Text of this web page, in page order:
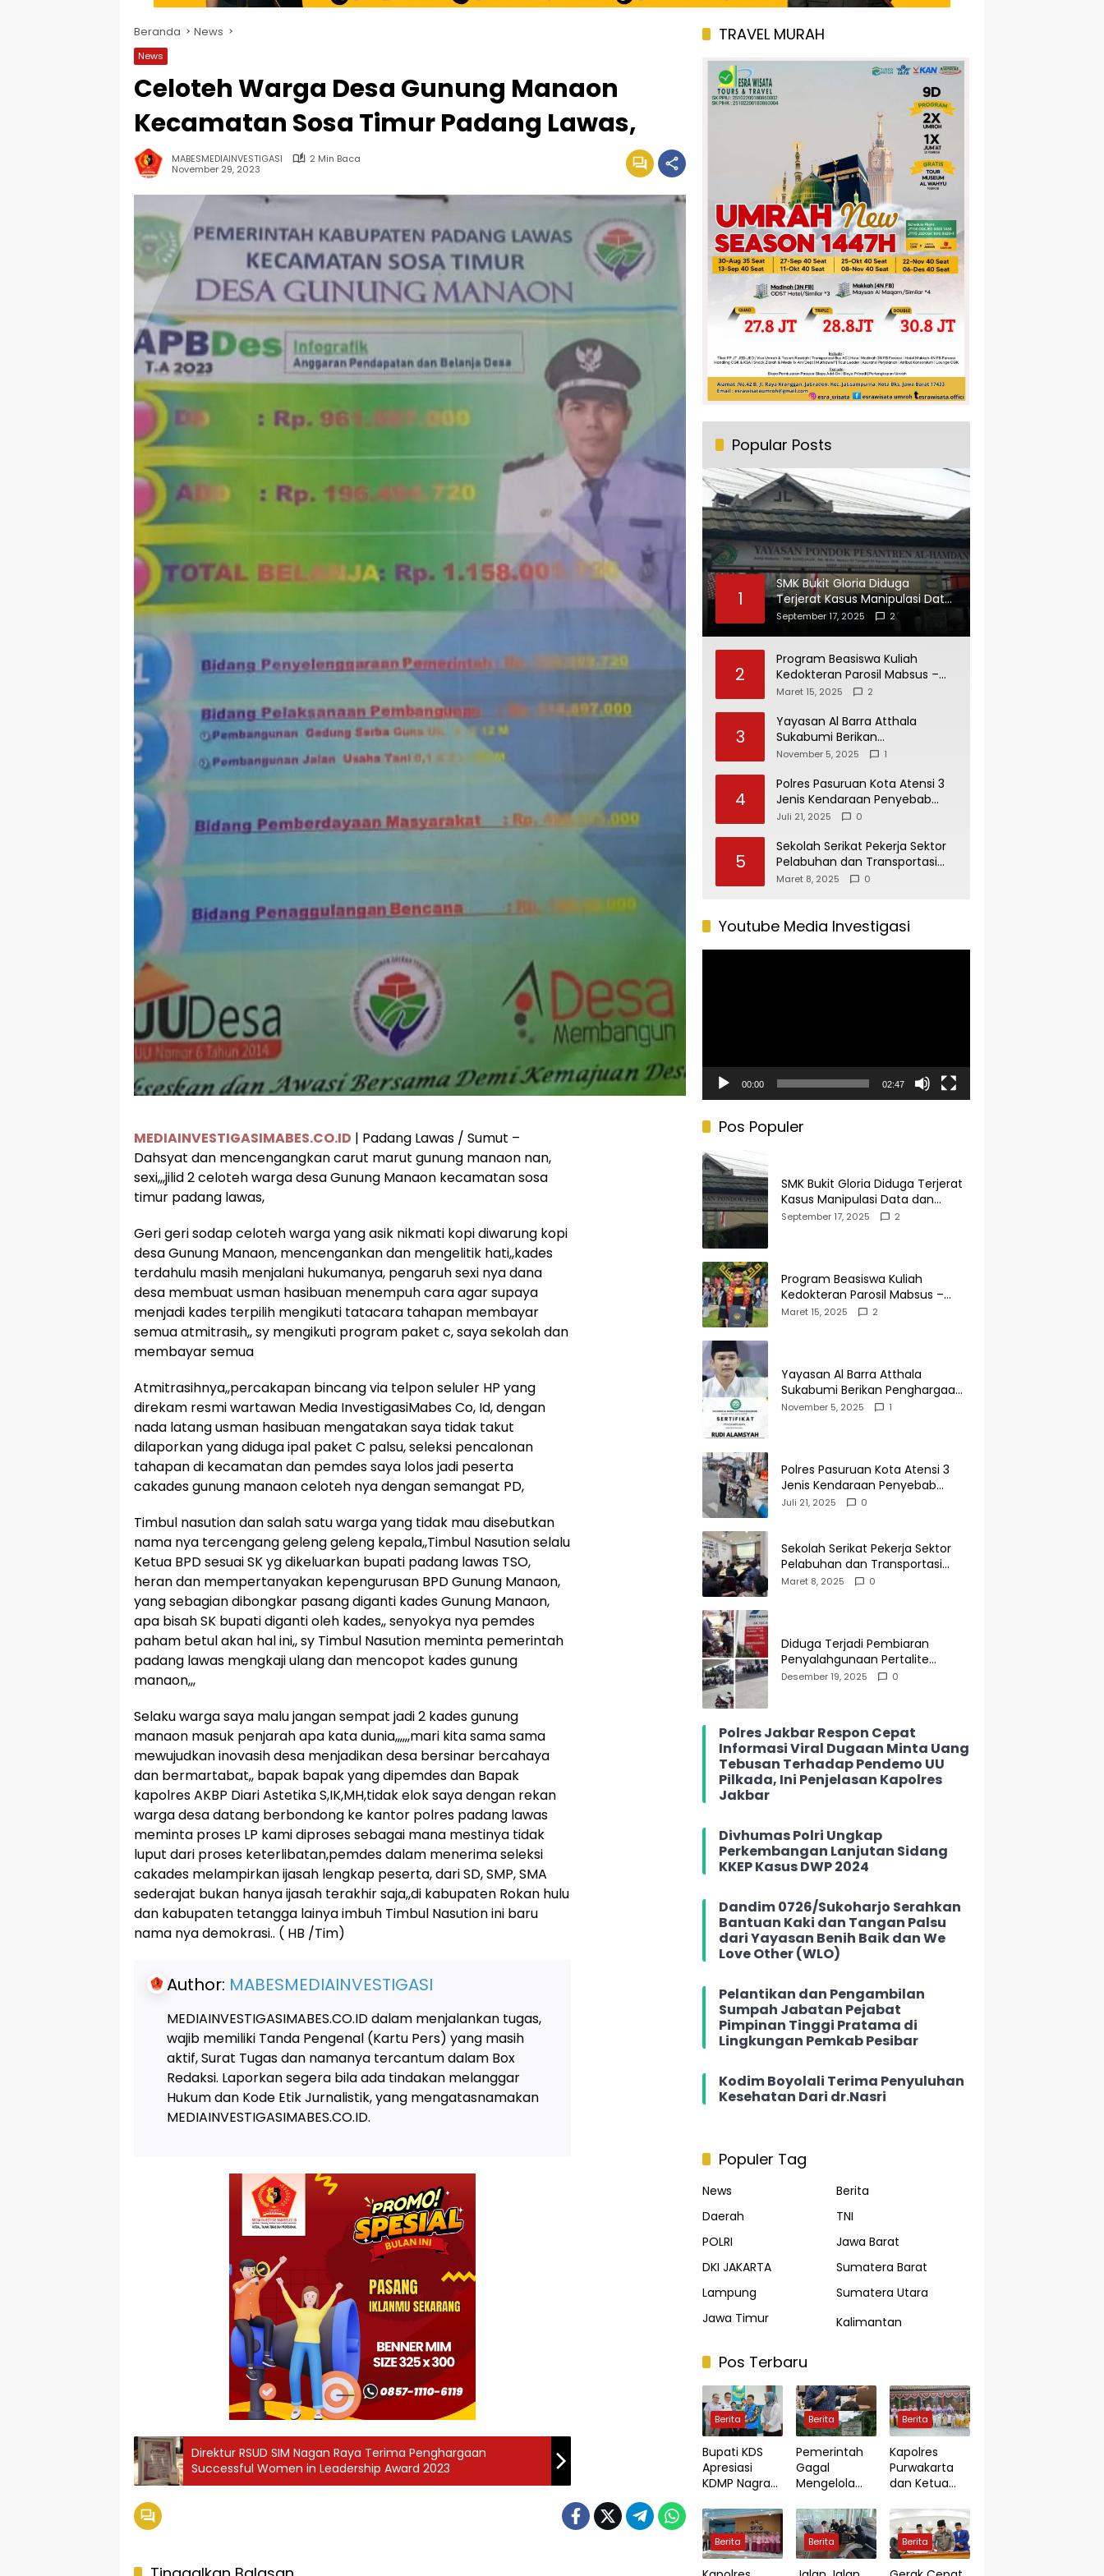
Beranda News
News
Celoteh Warga Desa Gunung Manaon
Kecamatan Sosa Timur Padang Lawas,
MABESMEDIAINVESTIGASI
2 Min Baca
November 29, 2023
MEDIAINVESTIGASIMABES.CO.ID | Padang Lawas / Sumut –
Dahsyat dan mencengangkan carut marut gunung manaon nan,
sexi,,,jilid 2 celoteh warga desa Gunung Manaon kecamatan sosa
timur padang lawas,
Geri geri sodap celoteh warga yang asik nikmati kopi diwarung kopi
desa Gunung Manaon, mencengankan dan mengelitik hati,,kades
terdahulu masih menjalani hukumanya, pengaruh sexi nya dana
desa membuat usman hasibuan menempuh cara agar supaya
menjadi kades terpilih mengikuti tatacara tahapan membayar
semua atmitrasih,, sy mengikuti program paket c, saya sekolah dan
membayar semua
Atmitrasihnya,,percakapan bincang via telpon seluler HP yang
direkam resmi wartawan Media InvestigasiMabes Co, Id, dengan
nada latang usman hasibuan mengatakan saya tidak takut
dilaporkan yang diduga ipal paket C palsu, seleksi pencalonan
tahapan di kecamatan dan pemdes saya lolos jadi peserta
cakades gunung manaon celoteh nya dengan semangat PD,
Timbul nasution dan salah satu warga yang tidak mau disebutkan
nama nya tercengang geleng geleng kepala,,Timbul Nasution selalu
Ketua BPD sesuai SK yg dikeluarkan bupati padang lawas TSO,
heran dan mempertanyakan kepengurusan BPD Gunung Manaon,
yang sebagian dibongkar pasang diganti kades Gunung Manaon,
apa bisah SK bupati diganti oleh kades,, senyokya nya pemdes
paham betul akan hal ini,, sy Timbul Nasution meminta pemerintah
padang lawas mengkaji ulang dan mencopot kades gunung
manaon,,,
Selaku warga saya malu jangan sempat jadi 2 kades gunung
manaon masuk penjarah apa kata dunia,,,,,,mari kita sama sama
mewujudkan inovasih desa menjadikan desa bersinar bercahaya
dan bermartabat,, bapak bapak yang dipemdes dan Bapak
kapolres AKBP Diari Astetika S,IK,MH,tidak elok saya dengan rekan
warga desa datang berbondong ke kantor polres padang lawas
meminta proses LP kami diproses sebagai mana mestinya tidak
luput dari proses keterlibatan,pemdes dalam menerima seleksi
cakades melampirkan ijasah lengkap peserta, dari SD, SMP, SMA
sederajat bukan hanya ijasah terakhir saja,,di kabupaten Rokan hulu
dan kabupaten tetangga lainya imbuh Timbul Nasution ini baru
nama nya demokrasi.. ( HB /Tim)
Author: MABESMEDIAINVESTIGASI
MEDIAINVESTIGASIMABES.CO.ID dalam menjalankan tugas,
wajib memiliki Tanda Pengenal (Kartu Pers) yang masih
aktif, Surat Tugas dan namanya tercantum dalam Box
Redaksi. Laporkan segera bila ada tindakan melanggar
Hukum dan Kode Etik Jurnalistik, yang mengatasnamakan
MEDIAINVESTIGASIMABES.CO.ID.
Direktur RSUD SIM Nagan Raya Terima Penghargaan
Successful Women in Leadership Award 2023
TRAVEL MURAH
Popular Posts
1
SMK Bukit Gloria Diduga
Terjerat Kasus Manipulasi Data
dan Pelaporan Palsu Untuk
September 17, 2025 2
2
Program Beasiswa Kuliah
Kedokteran Parosil Mabsus –
Mad Hasnurin Kini Menuai Hasil.
Maret 15, 2025 2
3
Yayasan Al Barra Atthala
Sukabumi Berikan
Penghargaan Kepada Rudi
dan Kemasyarakatan
November 5, 2025 1
4
Polres Pasuruan Kota Atensi 3
Jenis Kendaraan Penyebab
Kecelakaan di Operasi Patuh
Juli 21, 2025 0
5
Sekolah Serikat Pekerja Sektor
Pelabuhan dan Transportasi
Indonesia Agenda Buka Puasa
Maret 8, 2025 0
Youtube Media Investigasi
00:00 02:47
Pos Populer
SMK Bukit Gloria Diduga Terjerat
Kasus Manipulasi Data dan
Pelaporan Palsu Untuk
September 17, 2025 2
Program Beasiswa Kuliah
Kedokteran Parosil Mabsus –
Mad Hasnurin Kini Menuai Hasil.
Maret 15, 2025 2
Yayasan Al Barra Atthala
Sukabumi Berikan Penghargaan
Kepada Rudi Alamsyah Atas
November 5, 2025 1
Polres Pasuruan Kota Atensi 3
Jenis Kendaraan Penyebab
Kecelakaan di Operasi Patuh
Juli 21, 2025 0
Sekolah Serikat Pekerja Sektor
Pelabuhan dan Transportasi
Indonesia Agenda Buka Puasa
Maret 8, 2025 0
Diduga Terjadi Pembiaran
Penyalahgunaan Pertalite
Subsidi di SPBU 34-135.05
Desember 19, 2025 0
Polres Jakbar Respon Cepat
Informasi Viral Dugaan Minta Uang
Tebusan Terhadap Pendemo UU
Pilkada, Ini Penjelasan Kapolres
Jakbar
Divhumas Polri Ungkap
Perkembangan Lanjutan Sidang
KKEP Kasus DWP 2024
Dandim 0726/Sukoharjo Serahkan
Bantuan Kaki dan Tangan Palsu
dari Yayasan Benih Baik dan We
Love Other (WLO)
Pelantikan dan Pengambilan
Sumpah Jabatan Pejabat
Pimpinan Tinggi Pratama di
Lingkungan Pemkab Pesibar
Kodim Boyolali Terima Penyuluhan
Kesehatan Dari dr.Nasri
Populer Tag
News
Berita
Daerah
TNI
POLRI
Jawa Barat
DKI JAKARTA
Sumatera Barat
Lampung
Sumatera Utara
Jawa Timur
Kalimantan
Pos Terbaru
Berita
Bupati KDS
Apresiasi
KDMP Nagrak
Sama
Dengan BPJS
Ketenagakerj
aan
Berita
Pemerintah
Gagal
Mengelola
n Rakyat
Guna
Meningkatkan
Perekonomia
Berita
Kapolres
Purwakarta
dan Ketua
Cabang
Purwakarta
Kunjungi TK
Kemala
Berita Berita Berita